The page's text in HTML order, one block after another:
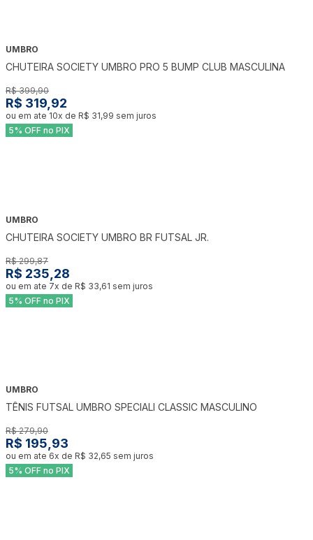
UMBRO
CHUTEIRA SOCIETY UMBRO PRO 5 BUMP CLUB MASCULINA
R$ 399,90
R$ 319,92
ou em ate 10x de R$ 31,99 sem juros
5% OFF no PIX
UMBRO
CHUTEIRA SOCIETY UMBRO BR FUTSAL JR.
R$ 299,87
R$ 235,28
ou em ate 7x de R$ 33,61 sem juros
5% OFF no PIX
UMBRO
TÊNIS FUTSAL UMBRO SPECIALI CLASSIC MASCULINO
R$ 279,90
R$ 195,93
ou em ate 6x de R$ 32,65 sem juros
5% OFF no PIX